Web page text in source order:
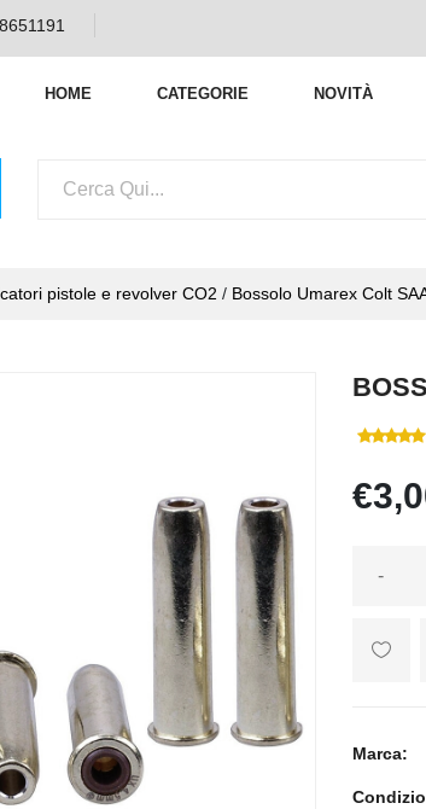
HOME CATEGORIE NOVITÀ
pistole e revolver CO2 / Bossolo Umarex Colt
-
Marca: